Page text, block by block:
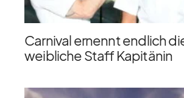
Carnival ernennt endlich
weibliche Staff Kapitänin